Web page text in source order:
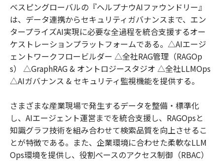
ベスピングローバルの『ヘルプナウAIファウンドリー』
は、データ連携からセキュリティガバナンスまで、エン
タープライズAI実現に必要な全過程を統合支援するオー
ケストレーションプラットフォームである。△AIエージ
ェントワークフロービルダー △全社RAG管理（RAGOp
s） △GraphRAG & オントロジースタジオ △全社LLMOps
△AIガバナンス & セキュリティ監視機能を提供する。
さまざまな産業現場で発生するデータを整備・標準化
し、AIエージェント運営までを統合支援し、RAGOpsと
知識グラフ技術を組み合わせて検索品質を向上させるこ
とが特徴である。また、企業環境に合わせた柔軟なLLM
Ops環境を提供し、役割ベースのアクセス制御（RBAC）